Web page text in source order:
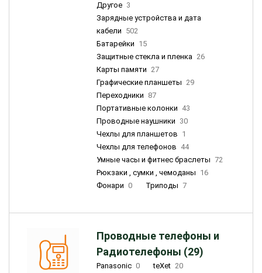
Другое 3
Зарядные устройства и дата
кабели 502
Батарейки 15
Защитные стекла и пленка 26
Карты памяти 27
Графические планшеты 29
Переходники 87
Портативные колонки 43
Проводные наушники 30
Чехлы для планшетов 1
Чехлы для телефонов 44
Умные часы и фитнес браслеты 72
Рюкзаки , сумки , чемоданы 16
Фонари 0 Триподы 7
Проводные телефоны и
Радиотелефоны (29)
Panasonic 0 teXet 20